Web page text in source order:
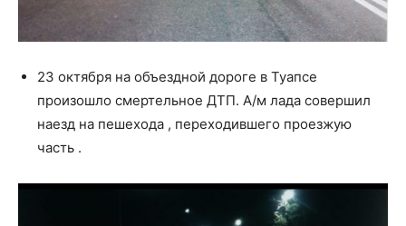
23 октября на объездной дороге в Туапсе
произошло смертельное ДТП. А/м лада совершил
наезд на пешехода , переходившего проезжую
часть .